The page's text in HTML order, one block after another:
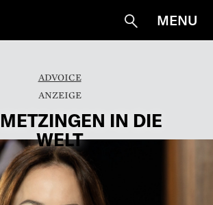
Suche
MENU
ADVOICE
IN DIE
WELT